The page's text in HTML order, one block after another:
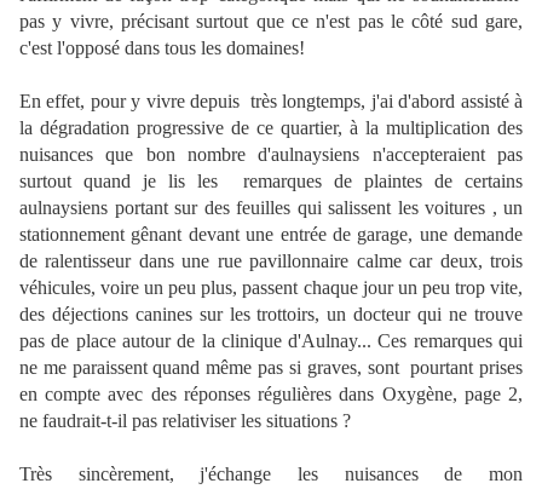
pas y vivre, précisant surtout que ce n'est pas le côté sud gare,
c'est l'opposé dans tous les domaines!
En effet, pour y vivre depuis très longtemps, j'ai d'abord assisté à
la dégradation progressive de ce quartier, à la multiplication des
nuisances que bon nombre d'aulnaysiens n'accepteraient pas
surtout quand je lis les remarques de plaintes de certains
aulnaysiens portant sur des feuilles qui salissent les voitures , un
stationnement gênant devant une entrée de garage, une demande
de ralentisseur dans une rue pavillonnaire calme car deux, trois
véhicules, voire un peu plus, passent chaque jour un peu trop vite,
des déjections canines sur les trottoirs, un docteur qui ne trouve
pas de place autour de la clinique d'Aulnay... Ces remarques qui
ne me paraissent quand même pas si graves, sont pourtant prises
en compte avec des réponses régulières dans Oxygène, page 2,
ne faudrait-t-il pas relativiser les situations ?
Très sincèrement, j'échange les nuisances de mon